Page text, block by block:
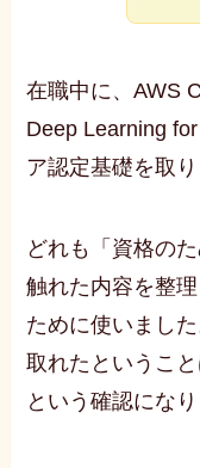
在職中に、AWS
Deep Learning
ア認定基礎を取り
どれも「資格の
触れた内容を整
ために使いました
取れたというこ
という確認になり